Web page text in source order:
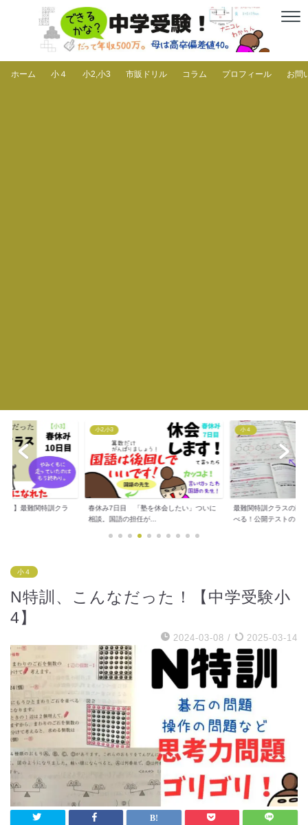
ホーム 小４ 小2,小3 市販ドリル コラム プロフィール お問
休会したい」ついに
小４
最難関特訓クラスの問題はこのドリルで学
べる！公開テストの...
小４
まぶちキッズクラブに
小４
N特訓、こんなだった！【中学受験小
4】
2024-03-08 / 2025-03-14